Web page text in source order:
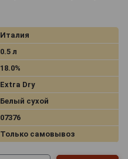
Италия
0.5 л
18.0%
Extra Dry
Белый сухой
07376
Только самовывоз